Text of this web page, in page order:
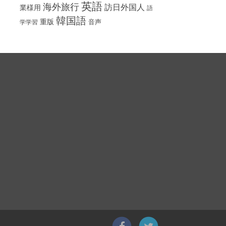
業様用 海外旅行英語訪日外国人 語
学学習 重版 韓国語 音声